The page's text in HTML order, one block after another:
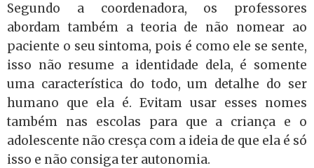
Segundo a coordenadora, os professores
abordam também a teoria de não nomear ao
paciente o seu sintoma, pois é como ele se sente,
isso não resume a identidade dela, é somente
uma característica do todo, um detalhe do ser
humano que ela é. Evitam usar esses nomes
também nas escolas para que a criança e o
adolescente não cresça com a ideia de que ela é só
isso e não consiga ter autonomia.